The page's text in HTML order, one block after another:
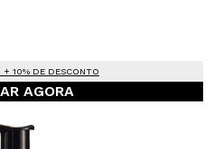
+ 10% DE DESCONTO
AGORA